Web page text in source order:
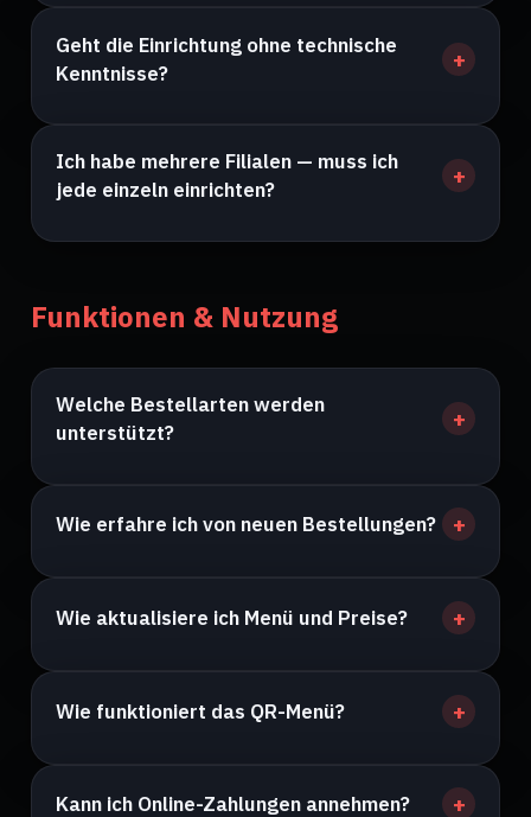
Geht die Einrichtung ohne technische
Kenntnisse?
Ich habe mehrere Filialen — muss ich
jede einzeln einrichten?
Funktionen & Nutzung
Welche Bestellarten werden
unterstützt?
Wie erfahre ich von neuen Bestellungen?
Wie aktualisiere ich Menü und Preise?
Wie funktioniert das QR-Menü?
Kann ich Online-Zahlungen annehmen?